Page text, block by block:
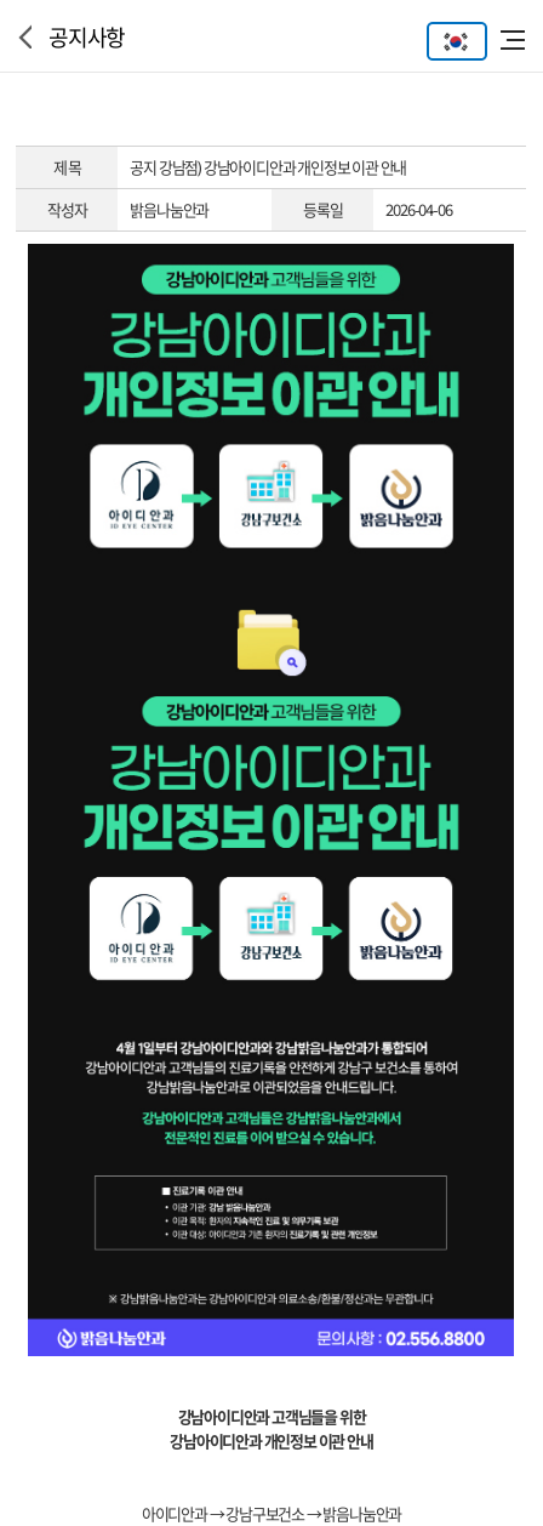
공지사항
제 목 공지강남점) 강남아이디안과 개인정보 이관 안내
작성자
밝음나눔안과 등록일 2026-04-06
강남아이디안과 고객님들을 위한
강남아이디안과 개인정보 이관 안내
아이디안과 → 강남구보건소 → 밝음나눔안과